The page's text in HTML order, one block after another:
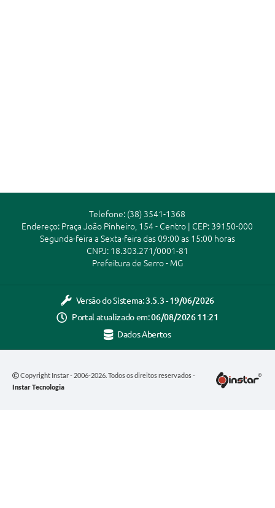
Telefone: (38) 3541-1368
Endereço: Praça João Pinheiro, 154 - Centro | CEP: 39150-000
Segunda-feira a Sexta-feira das 09:00 as 15:00 horas
CNPJ: 18.303.271/0001-81
Prefeitura de Serro - MG
Versão do Sistema:3.5.3 - 19/06/2026
Portal atualizado em:06/08/2026 11:21
Dados Abertos
Copyright Instar - 2006-2026. Todos os direitos reservados -
Instar Tecnologia